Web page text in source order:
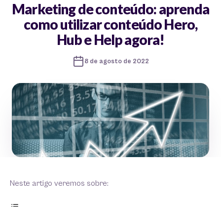
Marketing de conteúdo: aprenda
como utilizar conteúdo Hero,
Hub e Help agora!
8 de agosto de 2022
Neste artigo veremos sobre: